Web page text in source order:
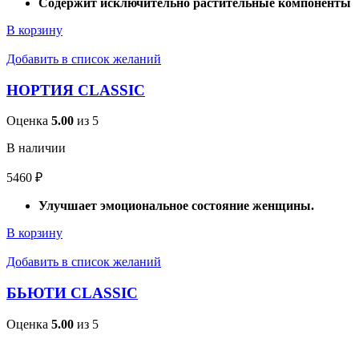
В корзину
Добавить в список желаний
НОРТИЯ CLASSIC
Оценка 5.00 из 5
В наличии
5460 ₽
Улучшает эмоциональное состояние женщины.
В корзину
Добавить в список желаний
БЬЮТИ CLASSIC
Оценка 5.00 из 5